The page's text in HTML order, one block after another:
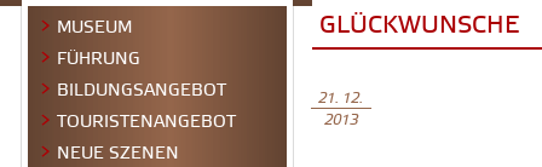
MUSEUM
FÜHRUNG
BILDUNGSANGEBOT
TOURISTENANGEBOT
NEUE SZENEN
GLÜCKWUNSCHE
21. 12.
2013